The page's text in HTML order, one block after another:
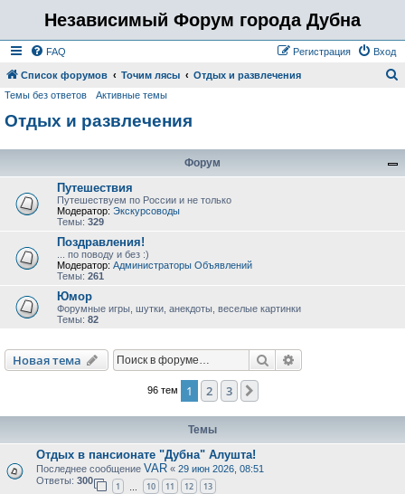
Независимый Форум города Дубна
FAQ Вход
Регистрация
Список форумов Точим лясы Отдых и развлечения
Темы без ответов Активные темы
Отдых и развлечения
Форум
Путешествия
Путешествуем по России и не только
Модератор: Экскурсоводы
Темы: 329
Поздравления!
... по поводу и без :)
Модератор: Администраторы Объявлений
Темы: 261
Юмор
Форумные игры, шутки, анекдоты, веселые картинки
Темы: 82
Новая тема Поиск
96 тем 1 2 3
Темы
Отдых в пансионате "Дубна" Алушта!
Последнее сообщение VAR « 29 июн 2026, 08:51
Ответы: 300
1 10 11 12 13